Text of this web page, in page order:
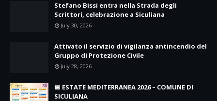
Stefano Bissi entra nella Strada degli
Scrittori, celebrazione a Siculiana
July 30, 2026
Attivato il servizio di vigilanza antincendio del
Gruppo di Protezione Civile
July 28, 2026
📅 ESTATE MEDITERRANEA 2026 – COMUNE DI
SICULIANA